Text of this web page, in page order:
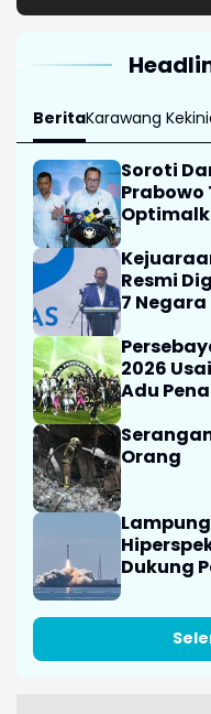
BeritaKarawang
Soroti
Prabowo
Resmi
7 Negara
2026
Adu
Orang
Dukung